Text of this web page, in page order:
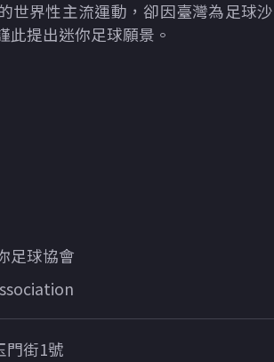
世界性主流運動，卻因臺灣為足球
此提出迷你足球願景。
足球協會
門街1號